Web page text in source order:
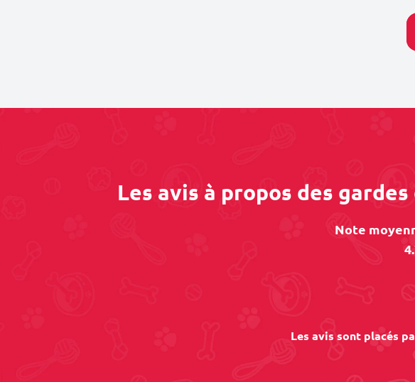
Les avis à propos des
Note
Les avis sont placés